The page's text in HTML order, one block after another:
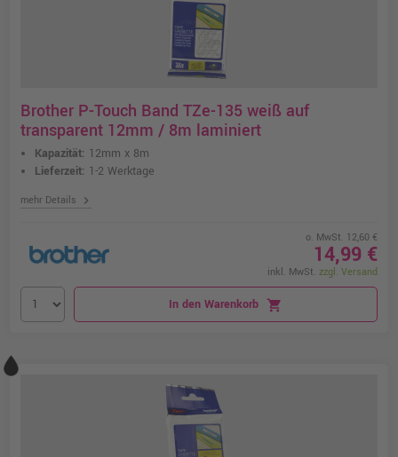
Brother P-Touch Band TZe-135 weiß auf
transparent 12mm / 8m laminiert
Kapazität: 12mm x 8m
Lieferzeit: 1-2 Werktage
mehr Details chevron_right
o. MwSt. 12,60 €
14,99 €
inkl. MwSt. zzgl. Versand
In den Warenkorb shopping_cart